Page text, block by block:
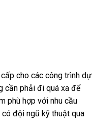
cho các công trình dự
cần phải đi quá xa để
phù hợp với nhu cầu
đội ngũ kỹ thuật qua